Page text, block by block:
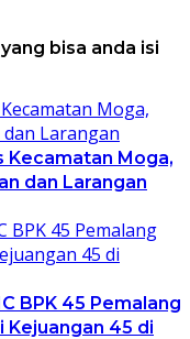
bisa anda isi
Kecamatan Moga,
dan Larangan
BPK 45 Pemalang
Kejuangan 45 di